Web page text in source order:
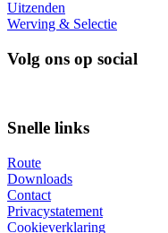
Uitzenden
Werving & Selectie
Volg ons op social
Snelle links
Route
Downloads
Contact
Privacystatement
Cookieverklaring